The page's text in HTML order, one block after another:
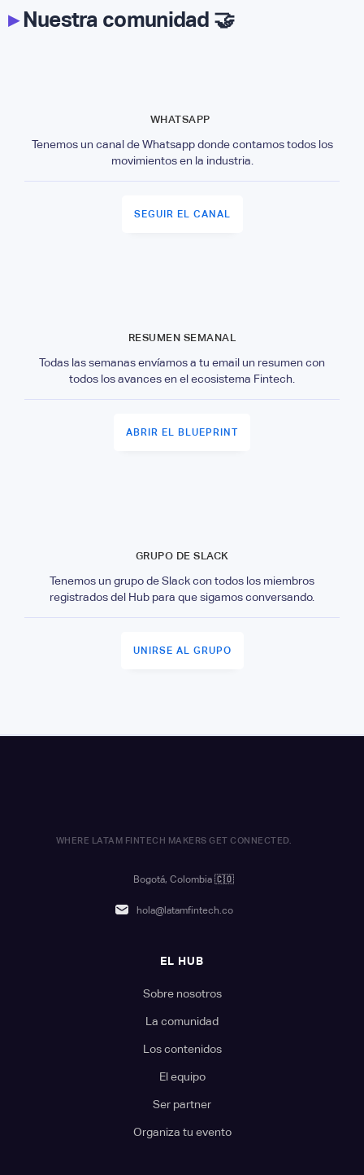
▸Nuestra comunidad 🤝
WHATSAPP
Tenemos un canal de Whatsapp donde contamos todos los
movimientos en la industria.
SEGUIR EL CANAL
RESUMEN SEMANAL
Todas las semanas envíamos a tu email un resumen con
todos los avances en el ecosistema Fintech.
ABRIR EL BLUEPRINT
GRUPO DE SLACK
Tenemos un grupo de Slack con todos los miembros
registrados del Hub para que sigamos conversando.
UNIRSE AL GRUPO
WHERE LATAM FINTECH MAKERS GET CONNECTED.
Bogotá, Colombia 🇨🇴
hola@latamfintech.co
EL HUB
Sobre nosotros
La comunidad
Los contenidos
El equipo
Ser partner
Organiza tu evento